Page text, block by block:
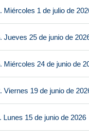
Miércoles 1 de julio de
Jueves 25 de junio de
Miércoles 24 de junio de
Viernes 19 de junio de
Lunes 15 de junio de 2026